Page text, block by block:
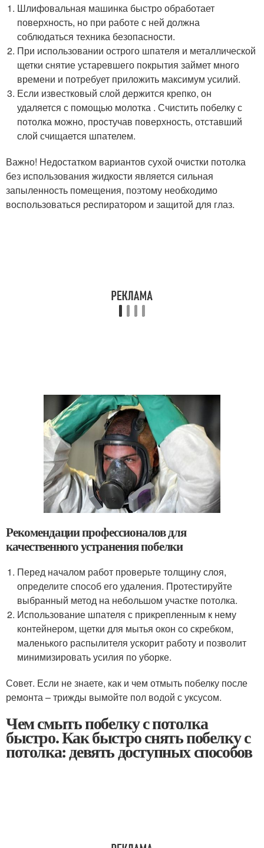
Шлифовальная машинка быстро обработает
поверхность, но при работе с ней должна
соблюдаться техника безопасности.
При использовании острого шпателя и металлической
щетки снятие устаревшего покрытия займет много
времени и потребует приложить максимум усилий.
Если известковый слой держится крепко, он
удаляется с помощью молотка . Счистить побелку с
потолка можно, простучав поверхность, отставший
слой счищается шпателем.
Важно! Недостатком вариантов сухой очистки потолка
без использования жидкости является сильная
запыленность помещения, поэтому необходимо
воспользоваться респиратором и защитой для глаз.
Рекомендации профессионалов для
качественного устранения побелки
Перед началом работ проверьте толщину слоя,
определите способ его удаления. Протестируйте
выбранный метод на небольшом участке потолка.
Использование шпателя с прикрепленным к нему
контейнером, щетки для мытья окон со скребком,
маленького распылителя ускорит работу и позволит
минимизировать усилия по уборке.
Совет. Если не знаете, как и чем отмыть побелку после
ремонта – трижды вымойте пол водой с уксусом.
Чем смыть побелку с потолка
быстро. Как быстро снять побелку с
потолка: девять доступных способов